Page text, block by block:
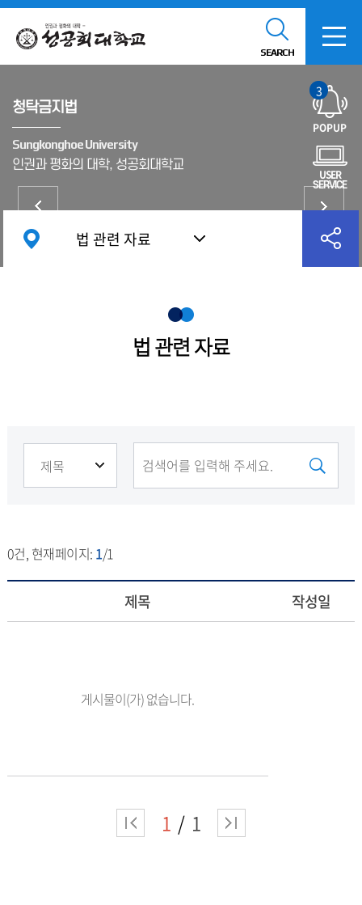
SEARCH
POPUP
3
USER
SERVICE
청탁금지법
Sungkonghoe University
인권과 평화의 대학, 성공회대학교
법 관련 자료
법 관련 자료
0건, 현재페이지: 1/1
제목 작성일
게시물이(가) 없습니다.
1 1